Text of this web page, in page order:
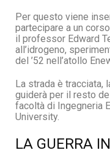
Per questo viene
partecipare a un
il professor Edward
all’idrogeno,
del ’52 nell’atollo
La strada è tracciata,
guiderà per il resto
facoltà di Ingegneria
University.
LA GUERRA